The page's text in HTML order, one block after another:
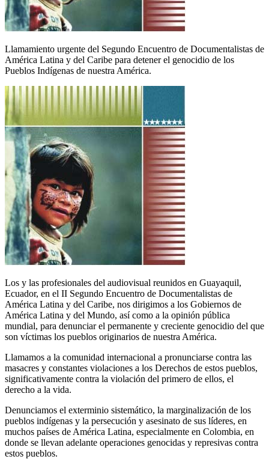
Llamamiento urgente del Segundo Encuentro de Documentalistas de
América Latina y del Caribe para detener el genocidio de los
Pueblos Indígenas de nuestra América.
Los y las profesionales del audiovisual reunidos en Guayaquil,
Ecuador, en el II Segundo Encuentro de Documentalistas de
América Latina y del Caribe, nos dirigimos a los Gobiernos de
América Latina y del Mundo, así como a la opinión pública
mundial, para denunciar el permanente y creciente genocidio del que
son víctimas los pueblos originarios de nuestra América.
Llamamos a la comunidad internacional a pronunciarse contra las
masacres y constantes violaciones a los Derechos de estos pueblos,
significativamente contra la violación del primero de ellos, el
derecho a la vida.
Denunciamos el exterminio sistemático, la marginalización de los
pueblos indígenas y la persecución y asesinato de sus líderes, en
muchos países de América Latina, especialmente en Colombia, en
donde se llevan adelante operaciones genocidas y represivas contra
estos pueblos.